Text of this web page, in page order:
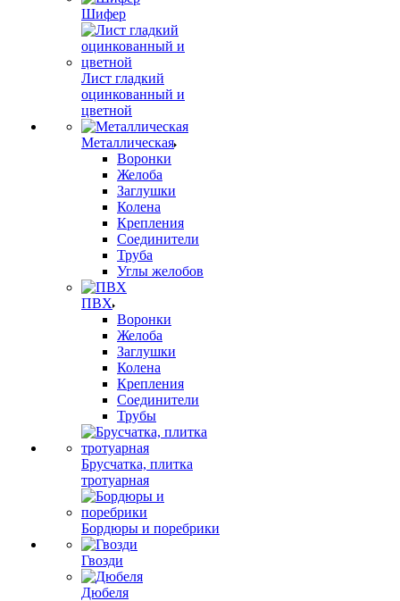
Шифер
Лист гладкий
оцинкованный и
цветной
Металлическая
Воронки
Желоба
Заглушки
Колена
Крепления
Соединители
Труба
Углы желобов
ПВХ
Воронки
Желоба
Заглушки
Колена
Крепления
Соединители
Трубы
Брусчатка, плитка
тротуарная
Бордюры и поребрики
Гвозди
Дюбеля